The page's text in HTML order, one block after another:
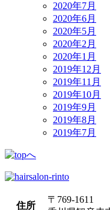
2020年7月
2020年6月
2020年5月
2020年2月
2020年1月
2019年12月
2019年11月
2019年10月
2019年9月
2019年8月
2019年7月
住所
〒769-1611